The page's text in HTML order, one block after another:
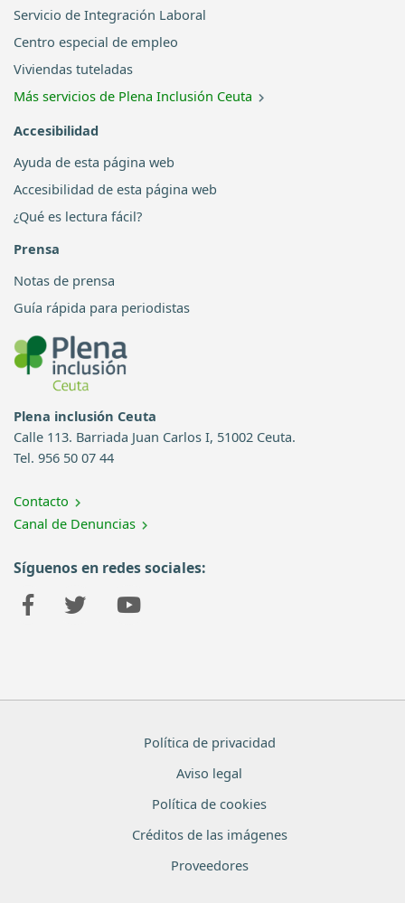
Servicio de Integración Laboral
Centro especial de empleo
Viviendas tuteladas
Más servicios de Plena Inclusión Ceuta
Accesibilidad
Ayuda de esta página web
Accesibilidad de esta página web
¿Qué es lectura fácil?
Prensa
Notas de prensa
Guía rápida para periodistas
Plena inclusión Ceuta
Calle 113. Barriada Juan Carlos I, 51002 Ceuta.
Tel. 956 50 07 44
Contacto
Canal de Denuncias
Síguenos en redes sociales:
Política de privacidad
Aviso legal
Política de cookies
Créditos de las imágenes
Proveedores